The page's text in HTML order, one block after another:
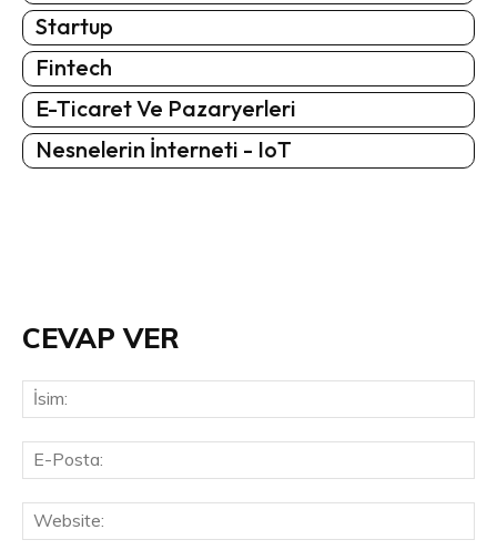
Startup
Fintech
E-Ticaret Ve Pazaryerleri
Nesnelerin İnterneti - IoT
CEVAP VER